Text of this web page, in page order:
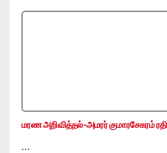
மரண அறிவித்தல்-அமரர் குமாரசேகரம்
…